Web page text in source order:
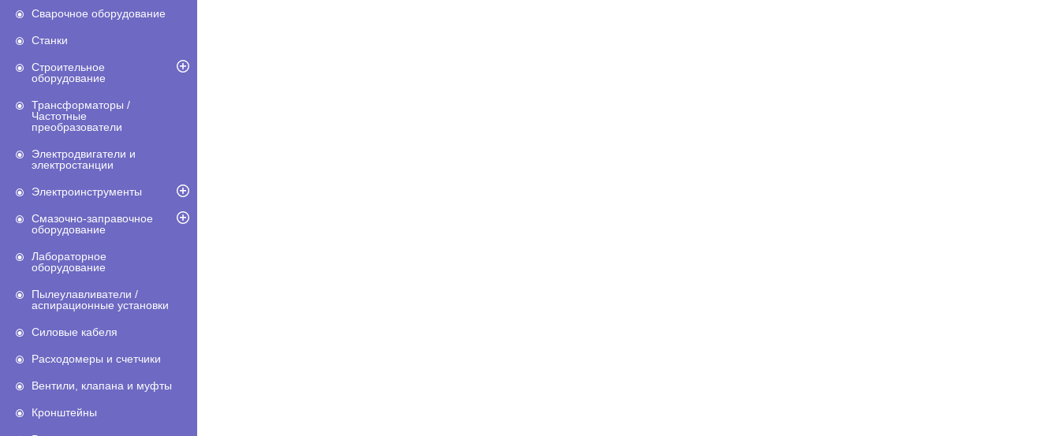
Сварочное оборудование
Станки
Строительное
оборудование
Трансформаторы /
Частотные
преобразователи
Электродвигатели и
электростанции
Электроинструменты
Смазочно-заправочное
оборудование
Лабораторное
оборудование
Пылеулавливатели /
аспирационные установки
Силовые кабеля
Расходомеры и счетчики
Вентили, клапана и муфты
Кронштейны